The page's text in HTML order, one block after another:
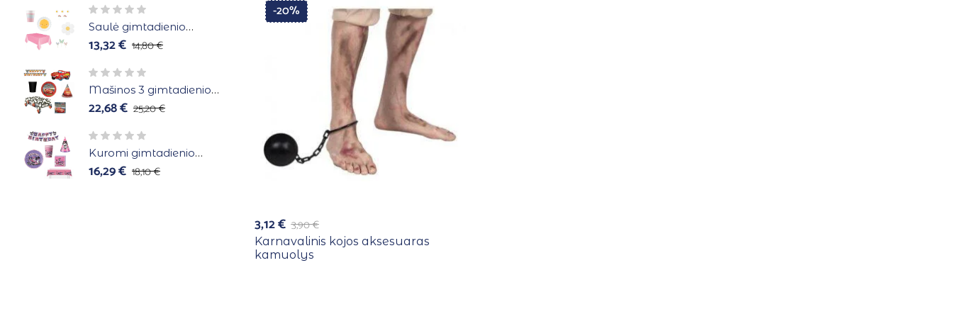
Saulė gimtadienio
atributika 6 asmenims
14,80€
13,32€
Mašinos 3 gimtadienio
atributika 8 asmenims
25,20€
22,68€
Kuromi gimtadienio
atributika 10 asmenims
18,10€
16,29€
-20%
3,90€
3,12€
Karnavalinis kojos aksesuaras
kamuolys